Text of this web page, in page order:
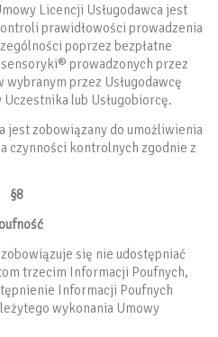
Licencji Usługodawca jest
prawidłowości prowadzenia
poprzez bezpłatne
prowadzonych przez
wybranym przez Usługodawcę
lub Usługobiorcę.
jest zobowiązany do umożliwienia
czynności kontrolnych zgodnie z
§8
się nie udostępniać
trzecim Informacji Poufnych,
Informacji Poufnych
wykonania Umowy